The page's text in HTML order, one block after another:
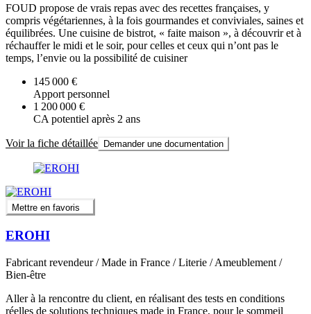
FOUD propose de vrais repas avec des recettes françaises, y
compris végétariennes, à la fois gourmandes et conviviales, saines et
équilibrées. Une cuisine de bistrot, « faite maison », à découvrir et à
réchauffer le midi et le soir, pour celles et ceux qui n’ont pas le
temps, l’envie ou la possibilité de cuisiner
145 000 €
Apport personnel
1 200 000 €
CA potentiel après 2 ans
Voir la fiche détaillée Demander une documentation
Mettre en favoris
EROHI
Fabricant revendeur / Made in France / Literie / Ameublement /
Bien-être
Aller à la rencontre du client, en réalisant des tests en conditions
réelles de solutions techniques made in France, pour le sommeil